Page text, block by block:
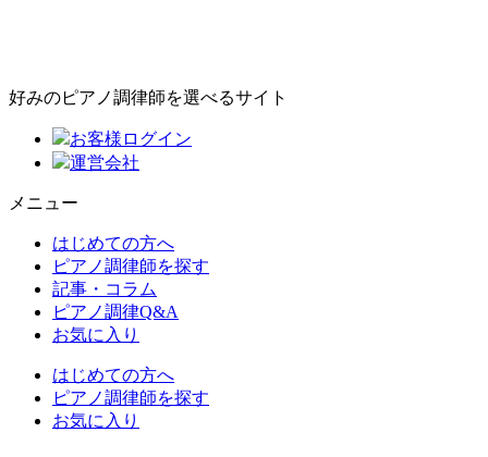
好みのピアノ調律師を選べるサイト
お客様ログイン
運営会社
メニュー
はじめての方へ
ピアノ調律師を探す
記事・コラム
ピアノ調律Q&A
お気に入り
はじめての方へ
ピアノ調律師を探す
お気に入り